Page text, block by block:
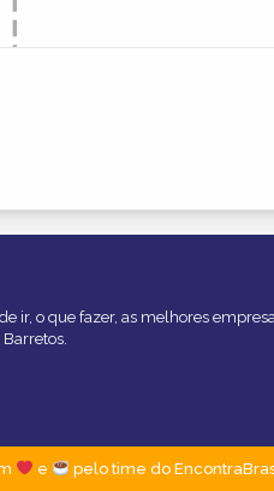
ir, o que fazer, as melhores
e pelo time do